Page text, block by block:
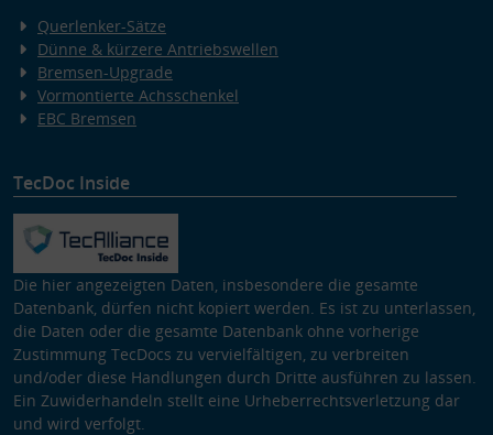
Querlenker-Sätze
Dünne & kürzere Antriebswellen
Bremsen-Upgrade
Vormontierte Achsschenkel
EBC Bremsen
TecDoc Inside
Die hier angezeigten Daten, insbesondere die gesamte
Datenbank, dürfen nicht kopiert werden. Es ist zu unterlassen,
die Daten oder die gesamte Datenbank ohne vorherige
Zustimmung TecDocs zu vervielfältigen, zu verbreiten
und/oder diese Handlungen durch Dritte ausführen zu lassen.
Ein Zuwiderhandeln stellt eine Urheberrechtsverletzung dar
und wird verfolgt.